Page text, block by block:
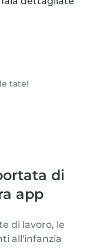
tate!
di
app
di lavoro, le
all'infanzia